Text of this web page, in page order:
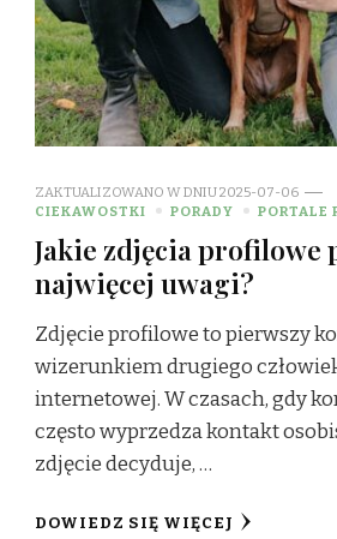
ZAKTUALIZOWANO W DNIU2025-07-06
CIEKAWOSTKI
PORADY PORTALE
Jakie zdjęcia profilowe
najwięcej uwagi?
Zdjęcie profilowe to pierwszy
wizerunkiem drugiego
internetowej. W czasach, gdy
często wyprzedza kontakt
zdjęcie decyduje, …
DOWIEDZ SIĘ WIĘCEJ